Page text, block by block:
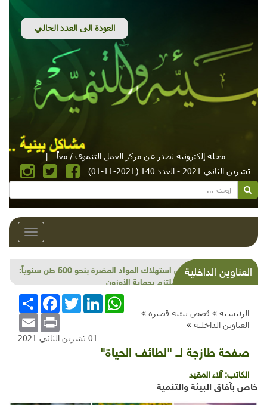
مجلة إلكترونية تصدر عن مركز العمل التنموي / معاً
|
تشرين الثاني 2021 - العدد 140 (2021-11-01)
Toggle
العناوين الداخلية
خفْض استهلاك المواد المضرة بنحو 500 طن سنوياً:
لبنان ملتزم بحماية الأوزون
الرئيسية » قصص بيئية قصيرة »
العناوين الداخلية »
انشر
FacebookTwitterLinkedInWhatsApp
Email Print
01 تشرين الثاني 2021
صفحة طازجة لــ "لطائف الحياة"
الكاتب: آلاء المقيد
خاص بآفاق البيئة والتنمية